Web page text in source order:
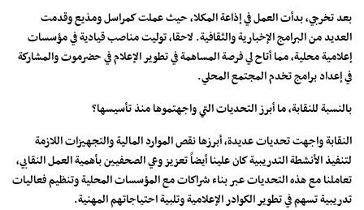
بعد تخرجي، بدأت العمل في إذاعة المكلا، حيث عملت كمراسل ومذيع وقدمت
العديد من البرامج الإخبارية والثقافية. لاحقا، توليت مناصب قيادية في مؤسسات
إعلامية محلية، مما أتاح لي فرصة المساهمة في تطوير الإعلام في حضرموت والمشاركة
في إعداد برامج تخدم المجتمع المحلي.
بالنسبة للنقابة، ما أبرز التحديات التي واجهتموها منذ تأسيسها؟
النقابة واجهت تحديات عديدة، أبرزها نقص الموارد المالية والتجهيزات اللازمة
لتنفيذ الأنشطة التدريبية كان علينا أيضاً تعزيز وعي الصحفيين بأهمية العمل النقابي،
تعاملنا مع هذه التحديات عبر بناء شراكات مع المؤسسات المحلية وتنظيم فعاليات
تدريبية تسهم في تطوير الكوادر الإعلامية وتلبية احتياجاتهم المهنية.